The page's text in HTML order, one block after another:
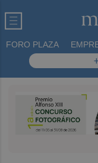
FORO PLAZA